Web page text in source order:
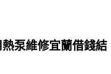
泵維修宜蘭借錢結